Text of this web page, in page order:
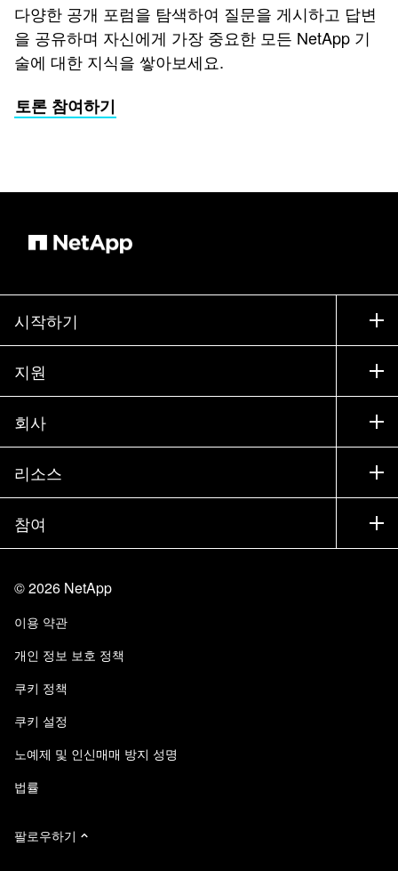
다양한 공개 포럼을 탐색하여 질문을 게시하고 답변
을 공유하며 자신에게 가장 중요한 모든 NetApp 기
술에 대한 지식을 쌓아보세요.
토론 참여하기
시작하기
구입 방법
세일즈 팀 연락처
파트너 찾기
제품 시험 구동
경영진 브리핑
제품 소개
지원
지원
교육
설명서
기술 자료
커뮤니티
알아보기
회사
회사
파트너
채용
Trust Center
책임 및 지속가능성
품질 인증
NetApp Instaclustr
리소스
뉴스룸
이벤트
블로그
고객 경험
고객 사례
참여
사이트 피드백
액세스 가능성
이메일 구독
©2026 NetApp
이용 약관
개인 정보 보호 정책
쿠키 정책
쿠키 설정
노예제 및 인신매매 방지 성명
법률
팔로우하기